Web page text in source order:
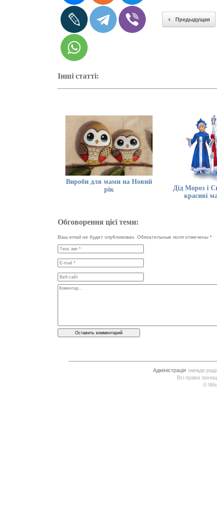
Предыдущая
Інші статті:
Вироби для мами на Новий
рік
Дід Мороз і
красиві
Обговорення цієї теми:
Ваш email не будет опубликован. Обязательные поля отмечены*
Адміністраціязавжди рада
Всі права
©